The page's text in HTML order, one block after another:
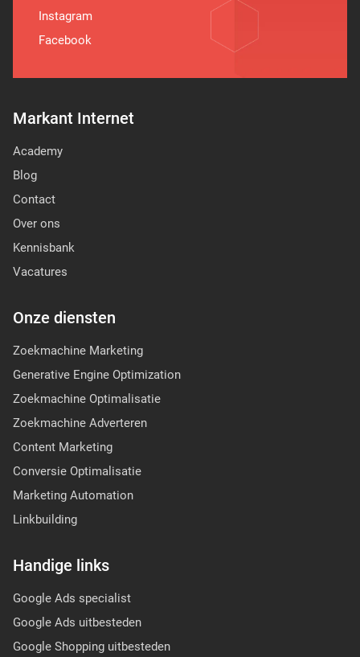
Markant Internet
Academy
Blog
Contact
Over ons
Kennisbank
Vacatures
Onze diensten
Zoekmachine Marketing
Generative Engine Optimization
Zoekmachine Optimalisatie
Zoekmachine Adverteren
Content Marketing
Conversie Optimalisatie
Marketing Automation
Linkbuilding
Handige links
Google Ads specialist
Google Ads uitbesteden
Google Shopping uitbesteden
Instagram
Facebook